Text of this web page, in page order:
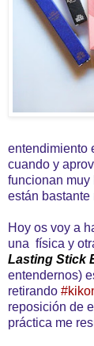
entendimiento
cuando y
funcionan muy
están bastante
Hoy os voy a
una física y
Lasting Stick
entendernos)
retirando
reposición de
práctica me